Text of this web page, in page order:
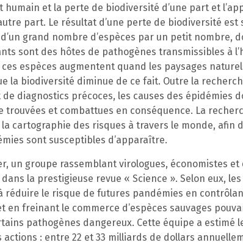
humain et la perte de biodiversité d’une part et
part. Le résultat d’une perte de biodiversité est
grand nombre d’espèces par un petit nombre,
sont des hôtes de pathogènes transmissibles à
espèces augmentent quand les paysages
la biodiversité diminue de ce fait. Outre la
de diagnostics précoces, les causes des épidémies
trouvées et combattues en conséquence. La
cartographie des risques à travers le monde, afin
sont susceptibles d’apparaître.
un groupe rassemblant virologues, économistes et
la prestigieuse revue « Science ». Selon eux,
réduire le risque de futures pandémies en
en freinant le commerce d’espèces sauvages
pathogènes dangereux. Cette équipe a estimé
actions : entre 22 et 33 milliards de dollars